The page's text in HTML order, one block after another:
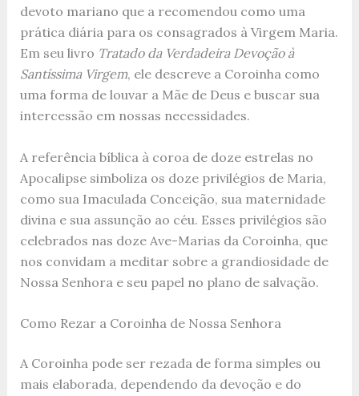
devoto mariano que a recomendou como uma
prática diária para os consagrados à Virgem Maria.
Em seu livro Tratado da Verdadeira Devoção à
Santíssima Virgem, ele descreve a Coroinha como
uma forma de louvar a Mãe de Deus e buscar sua
intercessão em nossas necessidades.
A referência bíblica à coroa de doze estrelas no
Apocalipse simboliza os doze privilégios de Maria,
como sua Imaculada Conceição, sua maternidade
divina e sua assunção ao céu. Esses privilégios são
celebrados nas doze Ave-Marias da Coroinha, que
nos convidam a meditar sobre a grandiosidade de
Nossa Senhora e seu papel no plano de salvação.
Como Rezar a Coroinha de Nossa Senhora
A Coroinha pode ser rezada de forma simples ou
mais elaborada, dependendo da devoção e do